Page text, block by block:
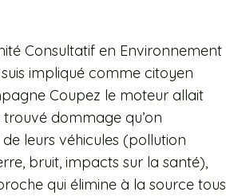
Consultatif en Environnement
impliqué comme citoyen
Coupez le moteur allait
dommage qu’on
leurs véhicules (pollution
bruit, impacts sur la santé),
qui élimine à la source tous